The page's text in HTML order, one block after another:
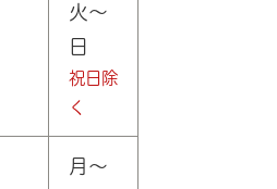
火～
日
祝日除
く
月～